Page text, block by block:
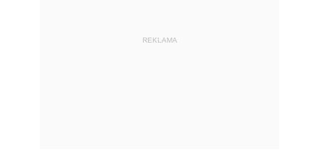
REKLAMA